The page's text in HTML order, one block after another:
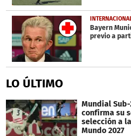
Bayern
previo a
LO ÚLTIMO
Mundial Sub-
confirma su
selección a
Mundo 2027